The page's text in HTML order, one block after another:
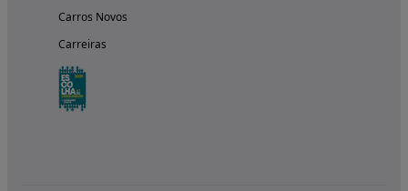
Carros Novos
Carreiras